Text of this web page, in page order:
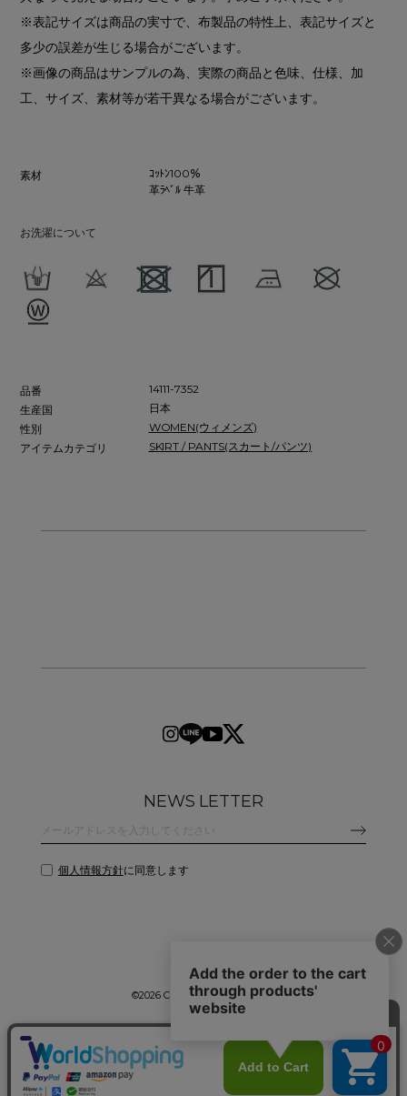
※表記サイズは商品の実寸で、布製品の特性上、表記サイズと
多少の誤差が生じる場合がございます。
※画像の商品はサンプルの為、実際の商品と色味、仕様、加
工、サイズ、素材等が若干異なる場合がございます。
素材
ｺｯﾄﾝ100％
革ﾗﾍﾞﾙ 牛革
お洗濯について
品番
14111-7352
生産国
日本
性別
WOMEN(ウィメンズ)
アイテムカテゴリ
SKIRT / PANTS(スカート/パンツ)
NEWS LETTER
個人情報方針に同意します
©2026 CLANE DESIGN CO.,LTD